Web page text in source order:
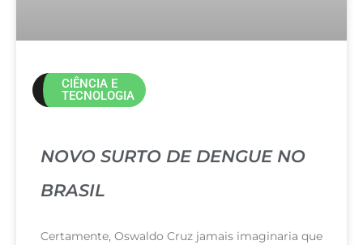
CIÊNCIA E
TECNOLOGIA
NOVO SURTO DE DENGUE NO
BRASIL
Certamente, Oswaldo Cruz jamais imaginaria que